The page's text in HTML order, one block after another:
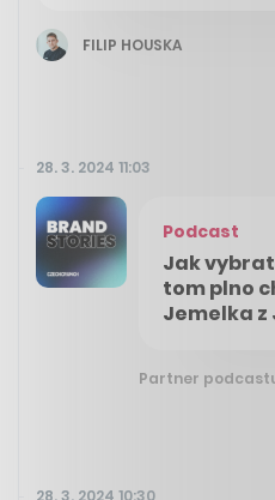
FILIP HOUSKA
28. 3. 2024 11:03
Podcast
Jak vybrat
tom plno
Jemelka z
Partner